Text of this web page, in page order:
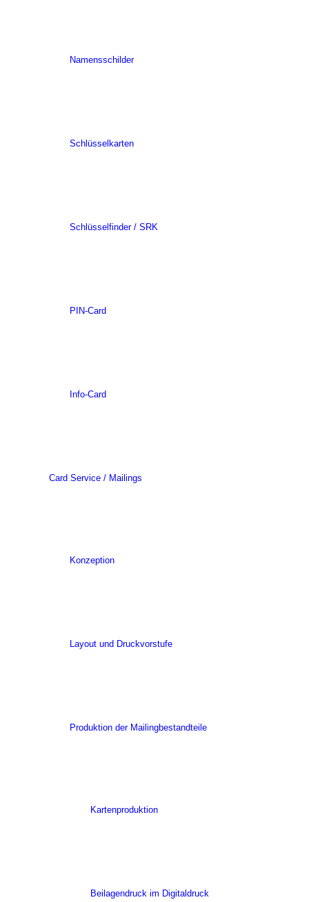
Namensschilder
Schlüsselkarten
Schlüsselfinder / SRK
PIN-Card
Info-Card
Card Service / Mailings
Konzeption
Layout und Druckvorstufe
Produktion der Mailingbestandteile
Kartenproduktion
Beilagendruck im Digitaldruck